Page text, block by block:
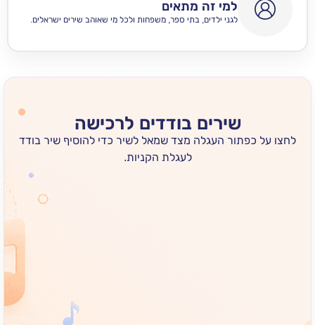
למי זה מתאים
לגני ילדים, בתי ספר, משפחות ולכל מי שאוהב שירים ישראלים.
שירים בודדים לרכישה
כפתור העגלה מצד שמאל לשיר כדי להוסיף שיר בודד
לעגלת הקניות.